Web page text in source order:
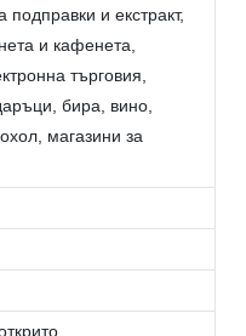
подправки и екстракт,
и кафенета,
търговия,
бира, вино,
магазини за